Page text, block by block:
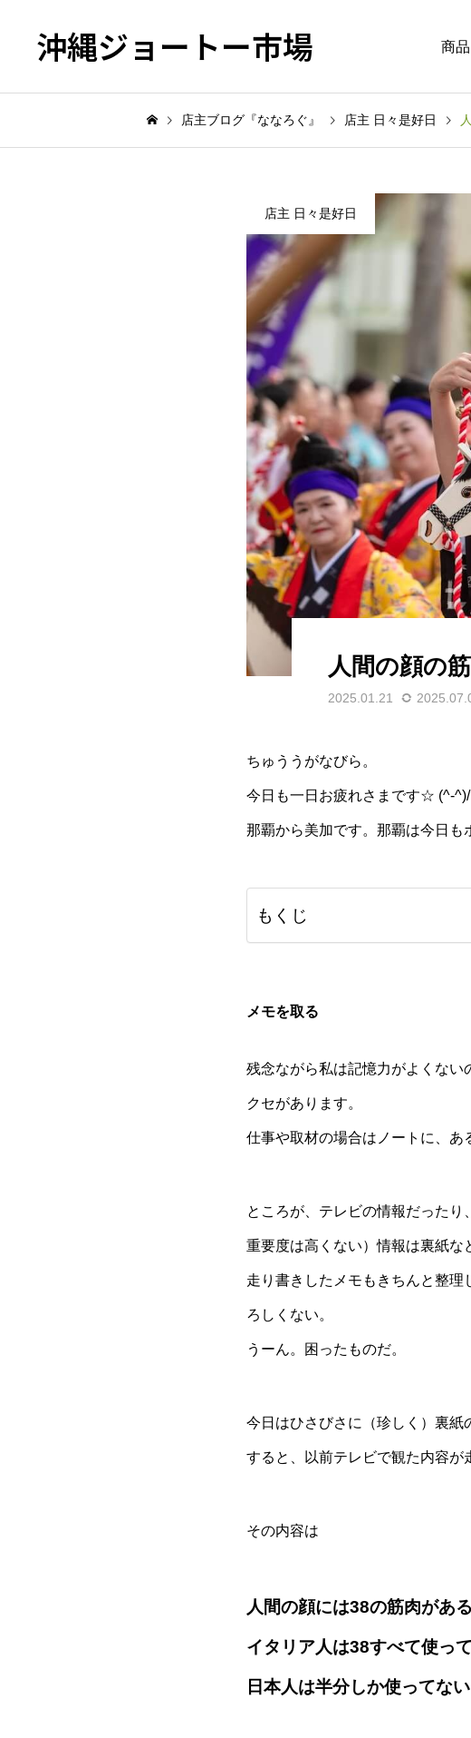
沖縄ジョートー市場 商品
店主ブログ『ななろぐ』 店主 日々是好日
店主 日々是好日
人間の顔の
2025.01.21
ちゅううがなびら。
今日も一日お疲れさまです☆ (^-^)/
那覇から美加です。那覇は今日も
もくじ
メモを取る
残念ながら私は記憶力がよくない
クセがあります。
仕事や取材の場合はノートに、あ
ところが、テレビの情報だった
重要度は高くない）情報は裏紙な
走り書きしたメモもきちんと整
ろしくない。
うーん。困ったものだ。
今日はひさびさに（珍しく）裏紙
すると、以前テレビで観た内容が
その内容は
人間の顔には38の筋肉がある
イタリア人は38すべて使っ
日本人は半分しか使ってない